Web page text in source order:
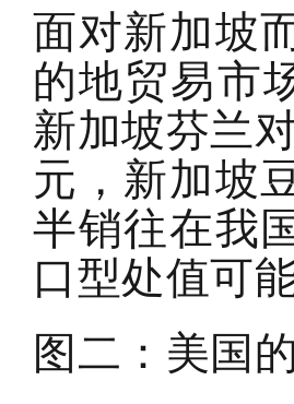
面对新加坡
的地贸易市
新加坡芬兰
元，新加坡
半销往在我
口型处值可
图二：美国